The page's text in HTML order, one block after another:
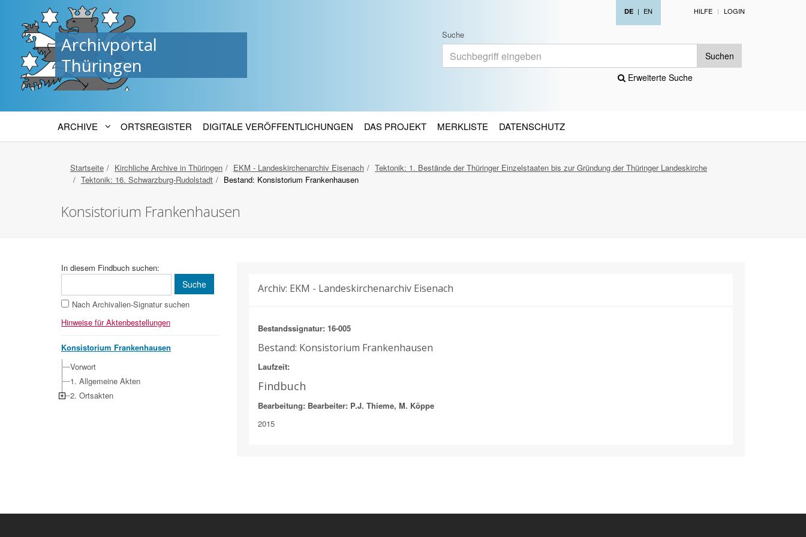
Archivportal
Thüringen
DE | EN HILFE LOGIN
Suche
Suchen
Erweiterte Suche
ARCHIVE ORTSREGISTER DIGITALE VERÖFFENTLICHUNGEN DAS PROJEKT MERKLISTE DATENSCHUTZ
Startseite Kirchliche Archive in Thüringen EKM - Landeskirchenarchiv Eisenach
Tektonik: 1. Bestände der Thüringer Einzelstaaten bis zur Gründung der Thüringer Landeskirche
Tektonik: 16. Schwarzburg-Rudolstadt
Bestand: Konsistorium Frankenhausen
Konsistorium Frankenhausen
In diesem Findbuch suchen:
Nach Archivalien-Signatur suchen
Hinweise für Aktenbestellungen
Konsistorium Frankenhausen
Vorwort
1. Allgemeine Akten
2. Ortsakten
Archiv: EKM - Landeskirchenarchiv Eisenach
Bestandssignatur: 16-005
Bestand: Konsistorium Frankenhausen
Laufzeit:
Findbuch
Bearbeitung: Bearbeiter: P.J. Thieme, M. Köppe
2015